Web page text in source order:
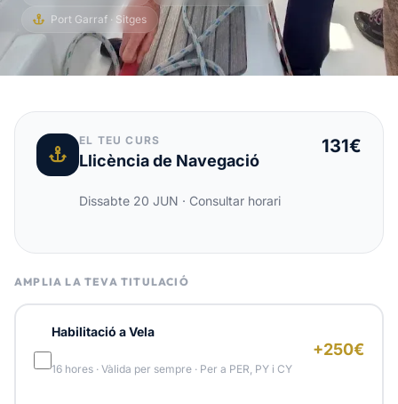
Port Garraf · Sitges
EL TEU CURS
Llicència de Navegació
Dissabte 20 JUN · Consultar horari
131€
AMPLIA LA TEVA TITULACIÓ
Habilitació a Vela
16 hores · Vàlida per sempre · Per a PER, PY i CY
+250€